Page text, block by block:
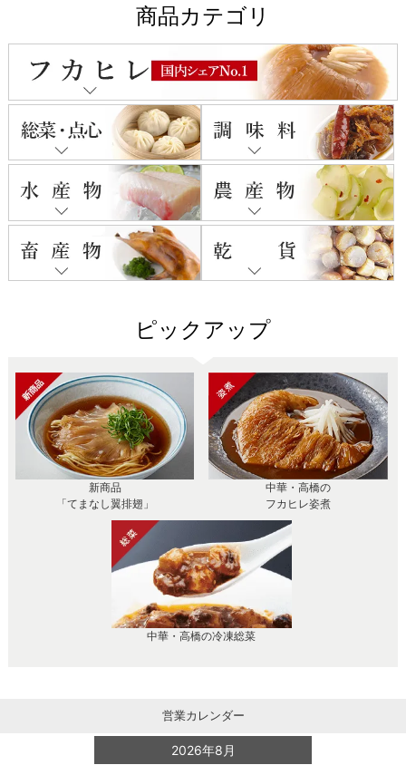
商品カテゴリ
ピックアップ
新商品
「てまなし翼排翅」
中華・高橋の
フカヒレ姿煮
中華・高橋の冷凍総菜
営業カレンダー
2026年8月